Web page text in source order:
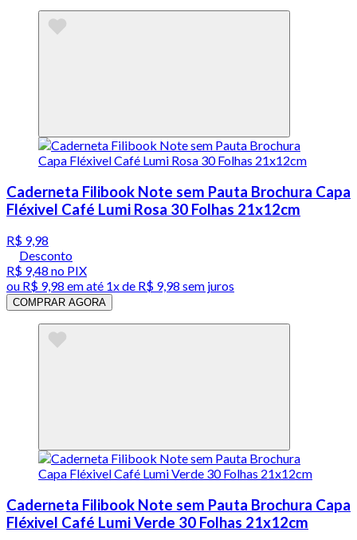
Caderneta Filibook Note sem Pauta Brochura Capa
Fléxivel Café Lumi Rosa 30 Folhas 21x12cm
R$ 9,98
Desconto
R$ 9,48 no PIX
ou R$ 9,98 em até 1x de R$ 9,98 sem juros
COMPRAR AGORA
Caderneta Filibook Note sem Pauta Brochura Capa
Fléxivel Café Lumi Verde 30 Folhas 21x12cm